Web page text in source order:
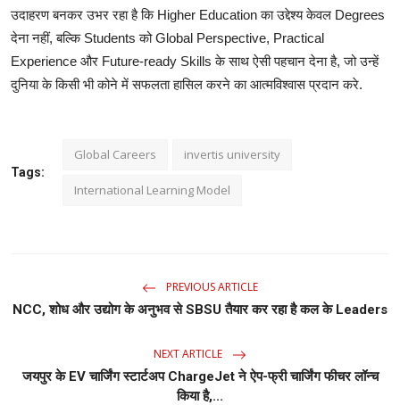
उदाहरण बनकर उभर रहा है किHigher Educationका उद्देश्य केवल Degrees
देना नहीं,बल्किStudentsको Global Perspective, Practical
Experience और Future-ready Skills के साथ ऐसी पहचान देना है,जो उन्हें
दुनिया के किसी भी कोने में सफलता हासिल करने का आत्मविश्वास प्रदान करे.
Tags:
Global Careers invertis university
International Learning Model
PREVIOUS ARTICLE
NCC, शोध और उद्योग के अनुभव से SBSU तैयार कर रहा है कल के Leaders
NEXT ARTICLE
जयपुर के EV चार्जिंग स्टार्टअप ChargeJet ने ऐप-फ्री चार्जिंग फीचर लॉन्च
किया है,...